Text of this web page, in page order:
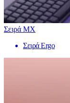
Σειρά MX
Σειρά Ergo